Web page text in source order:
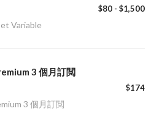
$80 - $1,500
Variable
3 個月訂閲
$174
3 個月訂閲